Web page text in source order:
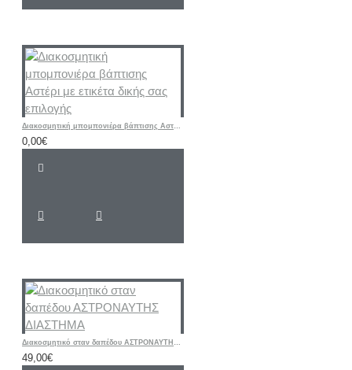
Διακοσμητική μπομπονιέρα βάπτισης Αστέρι με ετικέτα δικής σας επιλογής
0,00€
Διακοσμητικό σταν δαπέδου ΑΣΤΡΟΝΑΥΤΗΣ ΔΙΑΣΤΗΜΑ
49,00€